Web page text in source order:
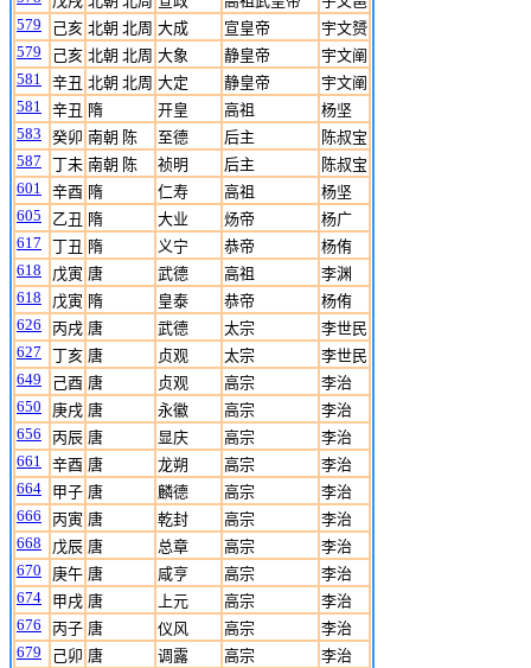
579
己亥 北朝 北周 大成 宣皇帝
宇文赟
579
己亥 北朝 北周 大象 静皇帝
宇文阐
581
辛丑 北朝 北周 大定 静皇帝
宇文阐
581
辛丑 隋 开皇 高祖
杨坚
583
癸卯 南朝 陈 至德 后主
陈叔宝
587
丁未 南朝 陈 祯明 后主
陈叔宝
601
辛酉 隋 仁寿 高祖
杨坚
605
乙丑 隋 大业 炀帝
杨广
617
丁丑 隋 义宁 恭帝
杨侑
618
戊寅 唐 武德 高祖
李渊
618
戊寅 隋 皇泰 恭帝
杨侑
626
丙戌 唐 武德 太宗
李世民
627
丁亥 唐 贞观 太宗
李世民
649
己酉 唐 贞观 高宗
李治
650
庚戌 唐 永徽 高宗
李治
656
丙辰 唐 显庆 高宗
李治
661
辛酉 唐 龙朔 高宗
李治
664
甲子 唐 麟德 高宗
李治
666
丙寅 唐 乾封 高宗
李治
668
戊辰 唐 总章 高宗
李治
670
庚午 唐 咸亨 高宗
李治
674
甲戌 唐 上元 高宗
李治
676
丙子 唐 仪风 高宗
李治
679
己卯 唐 调露 高宗
李治